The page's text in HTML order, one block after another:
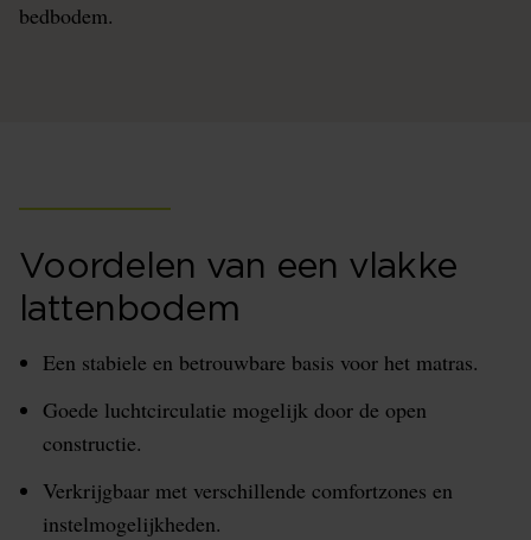
bedbodem.
Voordelen van een vlakke
lattenbodem
Een stabiele en betrouwbare basis voor het matras.
Goede luchtcirculatie mogelijk door de open
constructie.
Verkrijgbaar met verschillende comfortzones en
instelmogelijkheden.